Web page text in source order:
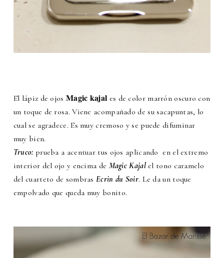
El lápiz de ojos Magic kajal es de color marrón oscuro con
un toque de rosa. Viene acompañado de su sacapuntas, lo
cual se agradece. Es muy cremoso y se puede difuminar
muy bien.
Truco: prueba a acentuar tus ojos aplicando en el extremo
interior del ojo y encima de Magic Kajal el tono caramelo
del cuarteto de sombrasEcrin du Soir. Le da un toque
empolvado que queda muy bonito.